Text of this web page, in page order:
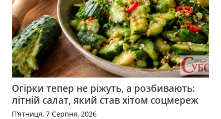
Огірки тепер не ріжуть, а розбивають:
літній салат, який став хітом соцмереж
П’ятниця, 7 Серпня, 2026